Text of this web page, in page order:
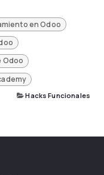
en Odoo
Odoo
Hacks Funcionales